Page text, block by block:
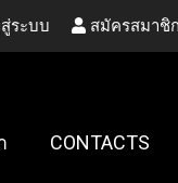
ระบบ สมัครสมาชิก
CONTACTS